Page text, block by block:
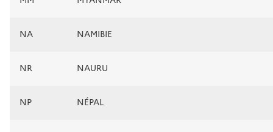
NA NAMIBIE
NR NAURU
NP NÉPAL